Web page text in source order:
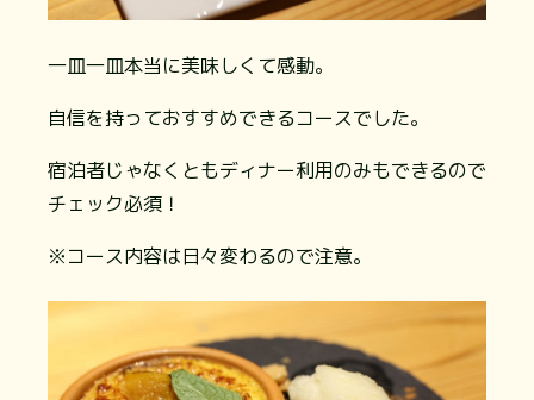
一皿一皿本当に美味しくて感動。
自信を持っておすすめできるコースでした。
宿泊者じゃなくともディナー利用のみもできるので
チェック必須！
※コース内容は日々変わるので注意。